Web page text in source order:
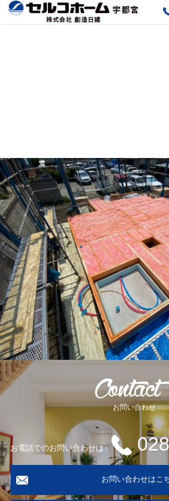
お問い合わせ
お電話でのお問い合わせは
お問い合わせはこ